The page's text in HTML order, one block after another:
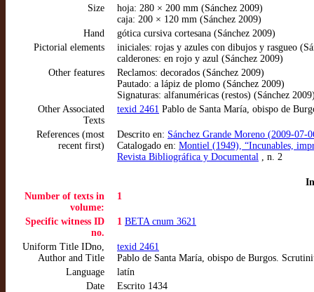
Size
hoja: 280 × 200 mm (Sánchez 2009)
caja: 200 × 120 mm (Sánchez 2009)
Hand
gótica cursiva cortesana (Sánchez 2009)
Pictorial elements
iniciales: rojas y azules con dibujos y rasgueo
calderones: en rojo y azul (Sánchez 2009)
Other features
Reclamos: decorados (Sánchez 2009)
Pautado: a lápiz de plomo (Sánchez 2009)
Signaturas: alfanuméricas (restos) (Sánchez
Other Associated
Texts
texid 2461 Pablo de Santa María, obispo de
References (most
recent first)
Descrito en: Sánchez Grande Moreno (2009-07-
Catalogado en: Montiel (1949), “Incunables,
Revista Bibliográfica y Documental , n. 2
Number of texts in
volume:
1
Specific witness ID
no.
1 BETA cnum 3621
Uniform Title IDno,
Author and Title
texid 2461
Pablo de Santa María, obispo de Burgos.
Language
latín
Date
Escrito 1434